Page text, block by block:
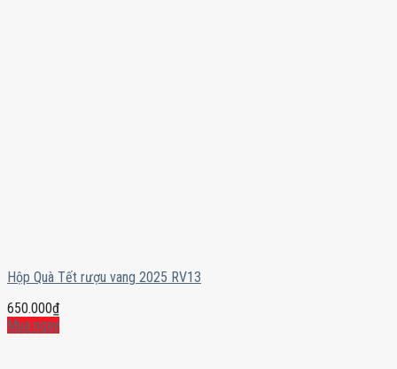
Hộp Quà Tết rượu vang 2025 RV13
650.000₫
Mua ngay